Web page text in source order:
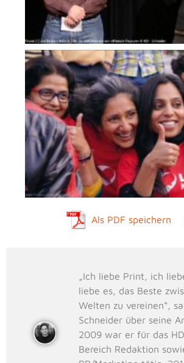
Als PDF speichern
„Ich liebe Print, ich
liebe es, das Beste
Welten zu vereinen“,
Schneider über seine
2009 war er für das
Bereich Redaktion